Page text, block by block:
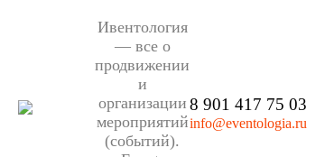
Ивентология
— все о
продвижении
и
организации
мероприятий
(событий).
8 901 417 75 03
info@eventologia.ru